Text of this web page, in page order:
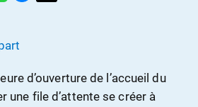
d’ouverture de l’accueil du
une file d’attente se créer à